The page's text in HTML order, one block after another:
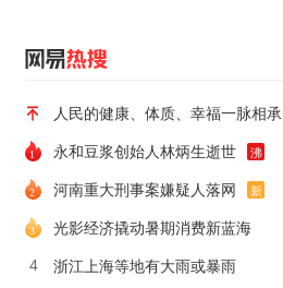
人民的健康、体质、幸福一脉相承
永和豆浆创始人林炳生逝世 沸
河南重大刑事案嫌疑人落网 新
光影经济撬动暑期消费新蓝海
4 浙江上海等地有大雨或暴雨